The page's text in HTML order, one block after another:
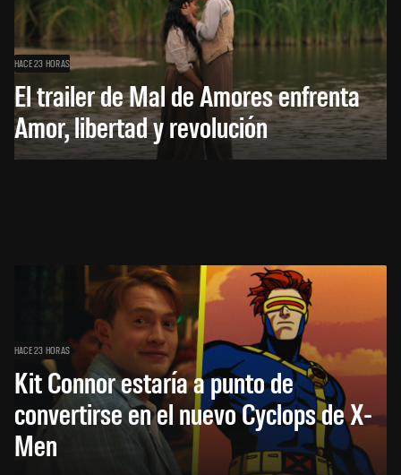
HACE 23 HORAS
El trailer de Mal de Amores enfrenta
Amor, libertad y revolución
HACE 23 HORAS
Kit Connor estaría a punto de
convertirse en el nuevo Cyclops de X-
Men